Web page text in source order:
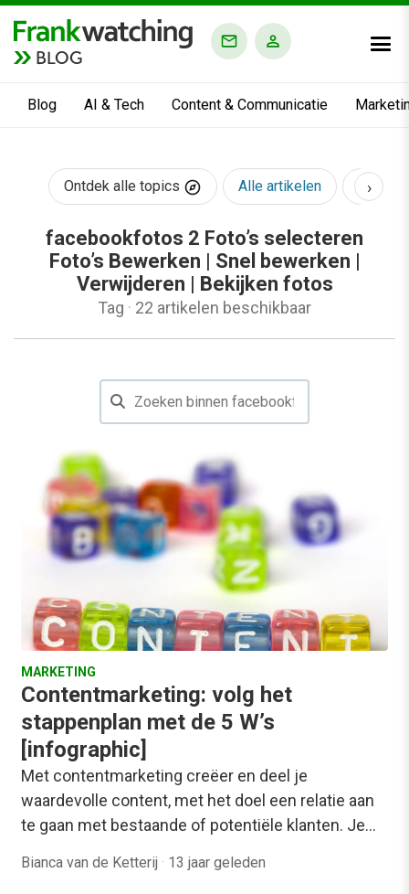
BLOG
Blog AI & Tech Content & Communicatie
Ontdek alle topics Alle artikelen AI &
›
facebookfotos 2 Foto’s selecteren
Foto’s Bewerken | Snel bewerken |
Verwijderen | Bekijken fotos
Tag · 22 artikelen beschikbaar
MARKETING
Contentmarketing: volg het
stappenplan met de 5 W’s
[infographic]
Met contentmarketing creëer en deel je
waardevolle content, met het doel een relatie aan
te gaan met bestaande of potentiële klanten. Je…
Bianca van de Ketterij · 13 jaar geleden